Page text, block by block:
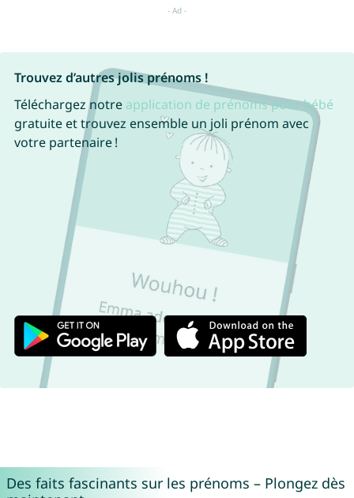
Trouvez d’autres jolis prénoms !
Téléchargez notre application de prénoms pour bébé
gratuite et trouvez ensemble un joli prénom avec
votre partenaire !
Des faits fascinants sur les prénoms – Plongez dès